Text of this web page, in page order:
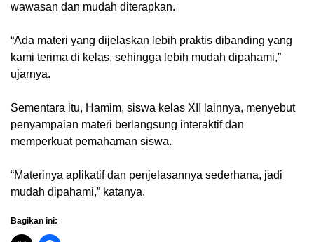
wawasan dan mudah diterapkan.
“Ada materi yang dijelaskan lebih praktis dibanding yang
kami terima di kelas, sehingga lebih mudah dipahami,”
ujarnya.
Sementara itu, Hamim, siswa kelas XII lainnya, menyebut
penyampaian materi berlangsung interaktif dan
memperkuat pemahaman siswa.
“Materinya aplikatif dan penjelasannya sederhana, jadi
mudah dipahami,” katanya.
Bagikan ini: